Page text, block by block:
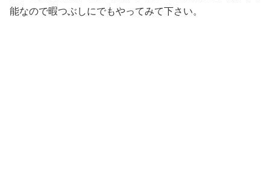
能なので暇つぶしにでもやってみて下さい。